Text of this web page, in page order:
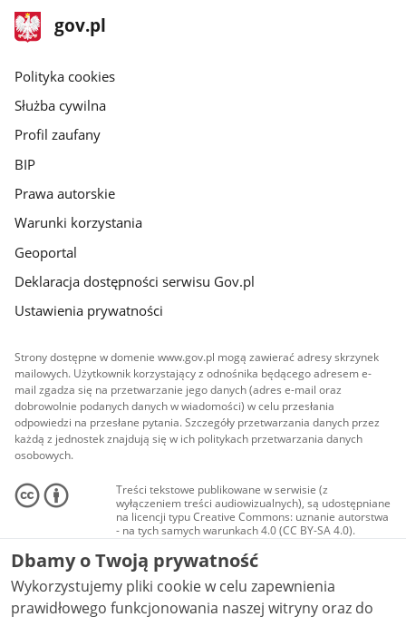
stopka
gov.pl
Strona
gov.pl
gov.pl
Polityka cookies
Służba cywilna
Profil zaufany
BIP
Prawa autorskie
Warunki korzystania
Geoportal
Deklaracja dostępności serwisu Gov.pl
Ustawienia prywatności
Strony dostępne w domenie www.gov.pl mogą zawierać adresy skrzynek
mailowych. Użytkownik korzystający z odnośnika będącego adresem e-
mail zgadza się na przetwarzanie jego danych (adres e-mail oraz
dobrowolnie podanych danych w wiadomości) w celu przesłania
odpowiedzi na przesłane pytania. Szczegóły przetwarzania danych przez
każdą z jednostek znajdują się w ich politykach przetwarzania danych
osobowych.
Treści tekstowe publikowane w serwisie (z
wyłączeniem treści audiowizualnych), są udostępniane
na licencji typu Creative Commons: uznanie autorstwa
- na tych samych warunkach 4.0 (CC BY-SA 4.0).
Materiały audiowizualne, w tym zdjęcia, materiały
audio i wideo, są udostępniane na licencji typu
Creative Commons: uznanie autorstwa użycie
niekomercyjne - bez utworów zależnych 4.0 (CC BY-
NC-ND 4.0), o ile nie jest to stwierdzone inaczej.
Dbamy o Twoją prywatność
Wykorzystujemy pliki cookie w celu zapewnienia
prawidłowego funkcjonowania naszej witryny oraz do